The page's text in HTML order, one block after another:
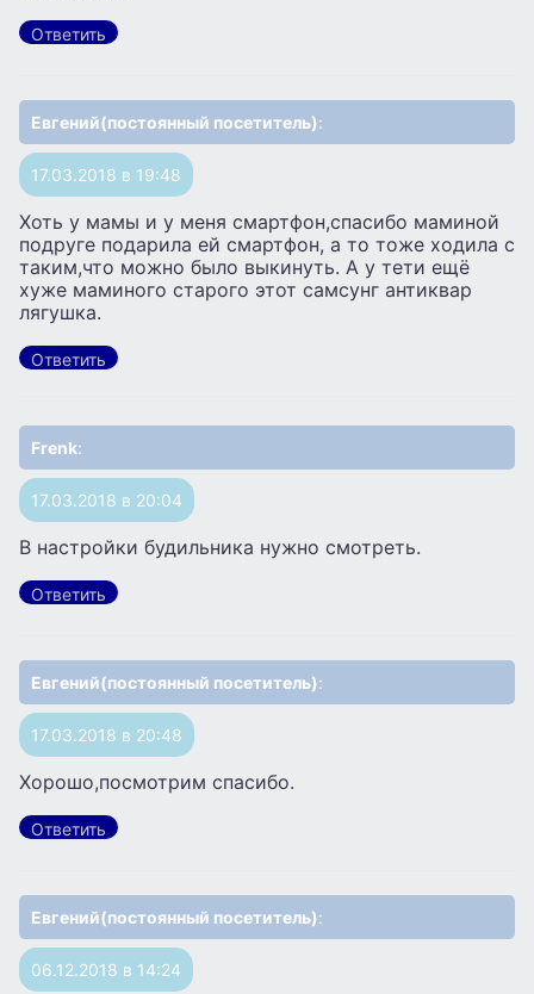
Ответить
Евгений(постоянный посетитель):
17.03.2018 в 19:48
Хоть у мамы и у меня смартфон,спасибо маминой
подруге подарила ей смартфон, а то тоже ходила с
таким,что можно было выкинуть. А у тети ещё
хуже маминого старого этот самсунг антиквар
лягушка.
Ответить
Frenk:
17.03.2018 в 20:04
В настройки будильника нужно смотреть.
Ответить
Евгений(постоянный посетитель):
17.03.2018 в 20:48
Хорошо,посмотрим спасибо.
Ответить
Евгений(постоянный посетитель):
06.12.2018 в 14:24